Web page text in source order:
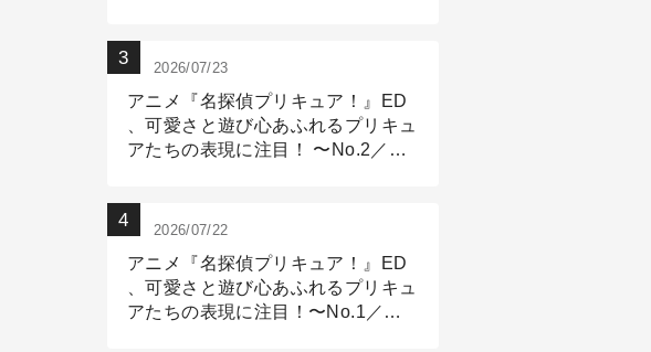
2026/07/23
アニメ『名探偵プリキュア！』ED
、可愛さと遊び心あふれるプリキュ
アたちの表現に注目！ 〜No.2／モ
2026/07/22
アニメ『名探偵プリキュア！』ED
、可愛さと遊び心あふれるプリキュ
アたちの表現に注目！〜No.1／演